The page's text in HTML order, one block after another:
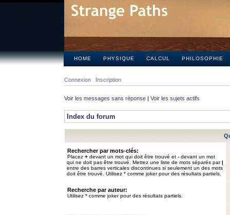
HOME PHYSIQUE CALCUL PHILOSOPHIE
Connexion Inscription
Voir les messages sans réponse | Voir les sujets actifs
Index du forum
Rechercher par mots-clés:
Placez + devant un mot qui doit être trouvé et - devant un mot
qui ne doit pas être trouvé. Mettez une liste de mots séparés par|
entre des barres verticales discontinues si seulement un des mots
doit être trouvé. Utilisez * comme joker pour des résultats partiels.
Recherche par auteur:
Utilisez * comme joker pour des résultats partiels.